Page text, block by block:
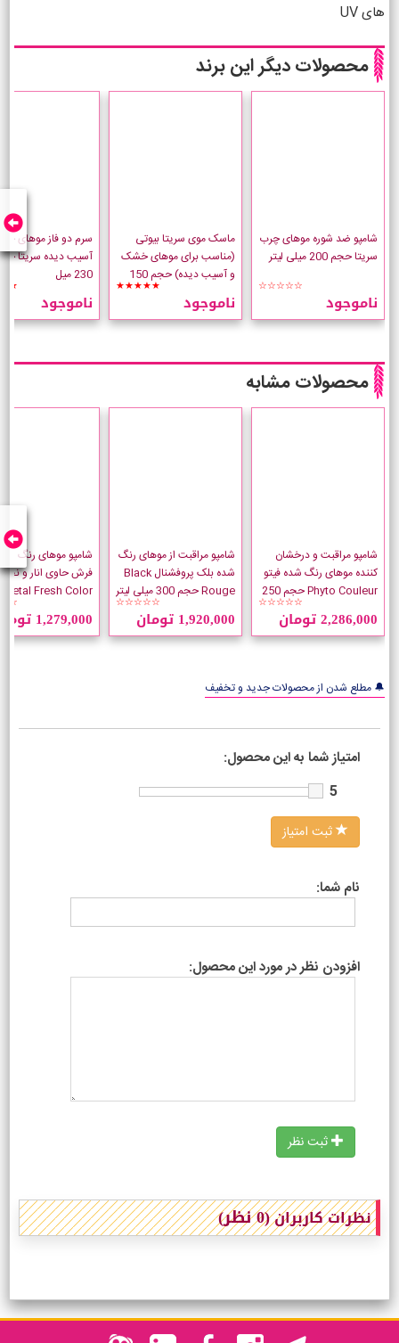
های UV
محصولات دیگر این برند
شامپو ضد شوره موهای چرب
سریتا حجم 200 میلی لیتر
☆☆☆☆☆
ناموجود
ماسک موی سریتا بیوتی
(مناسب برای موهای خشک
و آسیب دیده) حجم 150
★★★★★
ناموجود
سرم دو فاز موهای
آسیب دیده سریتا
230 میل
ناموجود
محصولات مشابه
شامپو مراقبت و درخشان
کننده موهای رنگ شده فیتو
Phyto Couleur حجم 250
☆☆☆☆☆
2,286,000 تومان
شامپو مراقبت از موهای رنگ
شده بلک پروفشنال Black
Rouge حجم 300 میلی لیتر
☆☆☆☆☆
1,920,000 تومان
شامپو موهای رنگ
فرش حاوی انار و
Petal Fresh Color
1,279,000 تومان
🔔 مطلع شدن از محصولات جدید و تخفیف
امتیاز شما به این محصول:
5
ثبت امتیاز
نام شما:
افزودن نظر در مورد این محصول:
ثبت نظر
نظرات کاربران(0 نظر)